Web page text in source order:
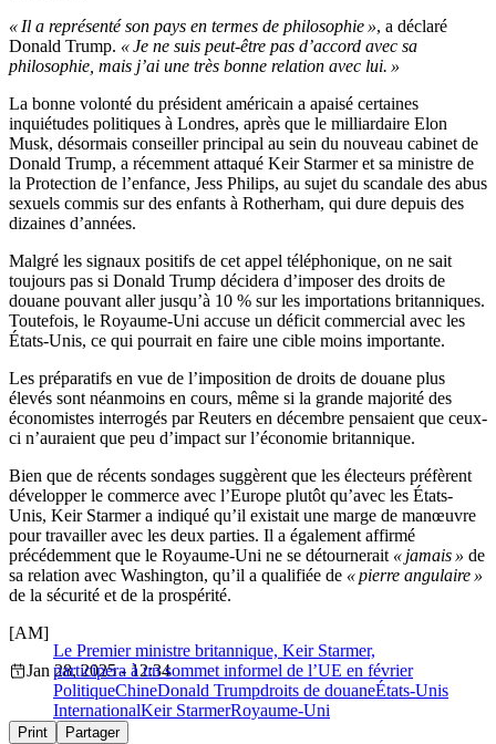
« Il a représenté son pays en termes de philosophie », a déclaré
Donald Trump. « Je ne suis peut-être pas d’accord avec sa
philosophie, mais j’ai une très bonne relation avec lui. »
La bonne volonté du président américain a apaisé certaines
inquiétudes politiques à Londres, après que le milliardaire Elon
Musk, désormais conseiller principal au sein du nouveau cabinet de
Donald Trump, a récemment attaqué Keir Starmer et sa ministre de
la Protection de l’enfance, Jess Philips, au sujet du scandale des abus
sexuels commis sur des enfants à Rotherham, qui dure depuis des
dizaines d’années.
Malgré les signaux positifs de cet appel téléphonique, on ne sait
toujours pas si Donald Trump décidera d’imposer des droits de
douane pouvant aller jusqu’à 10 % sur les importations britanniques.
Toutefois, le Royaume-Uni accuse un déficit commercial avec les
États-Unis, ce qui pourrait en faire une cible moins importante.
Les préparatifs en vue de l’imposition de droits de douane plus
élevés sont néanmoins en cours, même si la grande majorité des
économistes interrogés par Reuters en décembre pensaient que ceux-
ci n’auraient que peu d’impact sur l’économie britannique.
Bien que de récents sondages suggèrent que les électeurs préfèrent
développer le commerce avec l’Europe plutôt qu’avec les États-
Unis, Keir Starmer a indiqué qu’il existait une marge de manœuvre
pour travailler avec les deux parties. Il a également affirmé
précédemment que le Royaume-Uni ne se détournerait « jamais » de
sa relation avec Washington, qu’il a qualifiée de « pierre angulaire »
de la sécurité et de la prospérité.
Le Premier ministre britannique, Keir Starmer,
participera à un sommet informel de l’UE en février
[AM]
Jan 28, 2025 - 12:34
PolitiqueChineDonald Trumpdroits de douaneÉtats-Unis
InternationalKeir StarmerRoyaume-Uni
Print Partager